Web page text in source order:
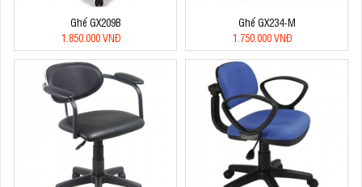
Ghế GX209B
1.850.000 VNĐ
Ghế GX234-M
1.750.000 VNĐ